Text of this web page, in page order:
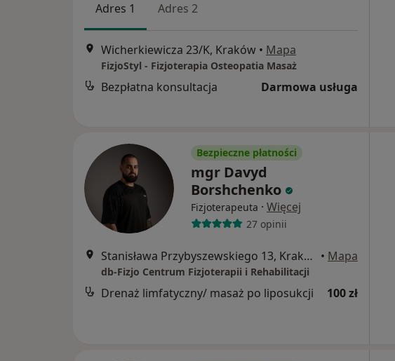
Adres 1 Adres 2
Wicherkiewicza 23/K, Kraków • Mapa
FizjoStyl - Fizjoterapia Osteopatia Masaż
Bezpłatna konsultacja Darmowa usługa
Bezpieczne płatności
mgr Davyd
Borshchenko
Fizjoterapeuta · Więcej
27 opinii
Stanisława Przybyszewskiego 13, Kraków • Mapa
db-Fizjo Centrum Fizjoterapii i Rehabilitacji
Drenaż limfatyczny/ masaż po liposukcji 100 zł